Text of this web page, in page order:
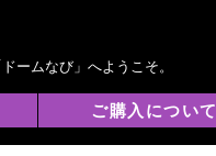
ームなび」へようこそ。
ご購入について